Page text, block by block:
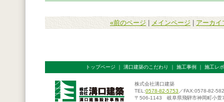
«前のページ メインページ | アーカイ
トップページ ｜ 溝口建築のこだわり ｜ 施工事例 ｜ 施工レ
株式会社溝口建築
TEL:0578-82-5753 ／FAX:0578-82-
〒506-1143 岐阜県飛騨市神岡町小萱